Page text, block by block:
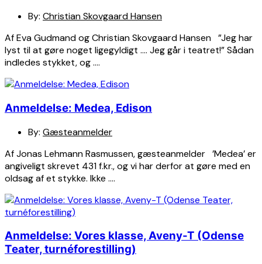
By: Christian Skovgaard Hansen
Af Eva Gudmand og Christian Skovgaard Hansen ”Jeg har
lyst til at gøre noget ligegyldigt …. Jeg går i teatret!” Sådan
indledes stykket, og ….
Anmeldelse: Medea, Edison
By: Gæsteanmelder
Af Jonas Lehmann Rasmussen, gæsteanmelder ’Medea’ er
angiveligt skrevet 431 f.kr., og vi har derfor at gøre med en
oldsag af et stykke. Ikke ….
Anmeldelse: Vores klasse, Aveny-T (Odense
Teater, turnéforestilling)